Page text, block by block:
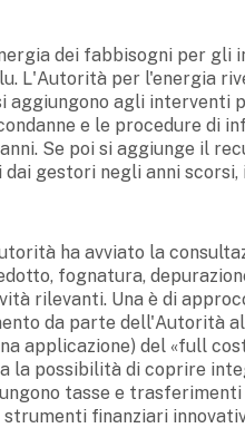
dei fabbisogni per gli
L'Autorità per l'energia
agli interventi
e le procedure di
Se poi si aggiunge il
gestori negli anni scorsi,
ha avviato la
fognatura,
rilevanti. Una è di
da parte dell'Autorità
applicazione) del «full
la possibilità di coprire
tasse e
finanziari